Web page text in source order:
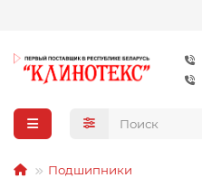
Подшипники